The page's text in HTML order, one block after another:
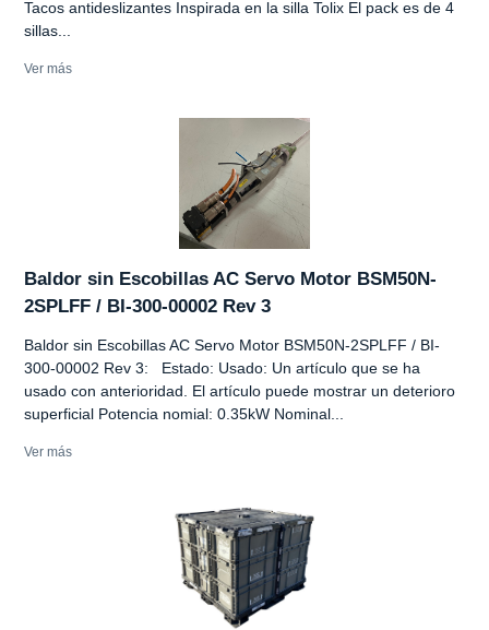
Tacos antideslizantes Inspirada en la silla Tolix El pack es de 4
sillas...
Ver más
Baldor sin Escobillas AC Servo Motor BSM50N-
2SPLFF / BI-300-00002 Rev 3
Baldor sin Escobillas AC Servo Motor BSM50N-2SPLFF / BI-
300-00002 Rev 3: Estado: Usado: Un artículo que se ha
usado con anterioridad. El artículo puede mostrar un deterioro
superficial Potencia nomial: 0.35kW Nominal...
Ver más